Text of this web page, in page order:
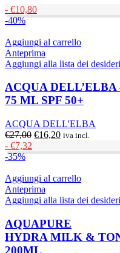
- €10,80
-40%
Aggiungi al carrello
Anteprima
Aggiungi alla lista dei desideri
ACQUA
75 ML SPF 50+
ACQUA DELL'ELBA
€27,00 Il
originale
€27,00.
€16,20Il
attuale
€16,20.
iva incl.
- €7,32
-35%
Aggiungi al carrello
Anteprima
Aggiungi alla lista dei desideri
AQUAPURE
HYDRA MILK &
200ML